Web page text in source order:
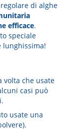
di alghe
efficace.
speciale
lunghissima!
volta che usate
casi può
usate una